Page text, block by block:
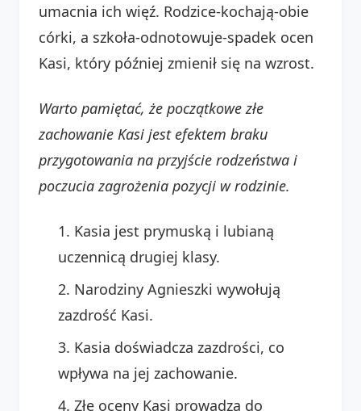
umacnia ich więź. Rodzice-kochają-obie
córki, a szkoła-odnotowuje-spadek ocen
Kasi, który później zmienił się na wzrost.
Warto pamiętać, że początkowe złe
zachowanie Kasi jest efektem braku
przygotowania na przyjście rodzeństwa i
poczucia zagrożenia pozycji w rodzinie.
Kasia jest prymuską i lubianą
uczennicą drugiej klasy.
Narodziny Agnieszki wywołują
zazdrość Kasi.
Kasia doświadcza zazdrości, co
wpływa na jej zachowanie.
Złe oceny Kasi prowadzą do